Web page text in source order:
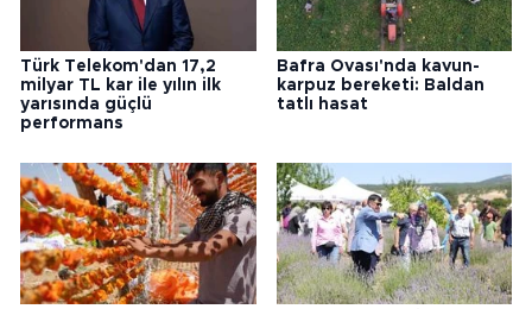
Türk Telekom'dan 17,2
milyar TL kar ile yılın ilk
yarısında güçlü
performans
Bafra Ovası'nda kavun-
karpuz bereketi: Baldan
tatlı hasat